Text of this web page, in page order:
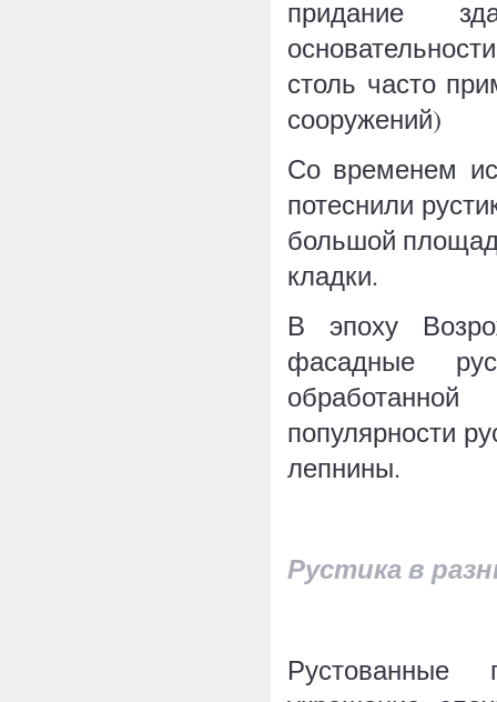
придание
столь часто
сооружений)
Со временем
потеснили
большой
кладки.
В эпоху
фасадные
популярности
лепнины.
Рустика в
Рустованные